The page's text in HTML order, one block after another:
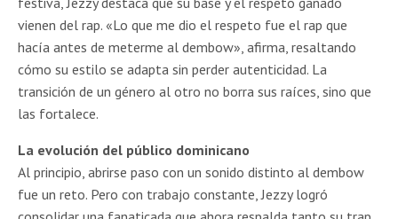
vienen del rap. «Lo que me dio el respeto fue el rap que
hacía antes de meterme al dembow», afirma, resaltando
cómo su estilo se adapta sin perder autenticidad. La
transición de un género al otro no borra sus raíces, sino que
las fortalece.
La evolución del público dominicano
Al principio, abrirse paso con un sonido distinto al dembow
fue un reto. Pero con trabajo constante, Jezzy logró